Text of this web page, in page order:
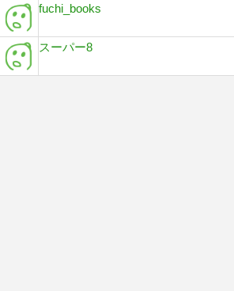
fuchi_books
スーパー8